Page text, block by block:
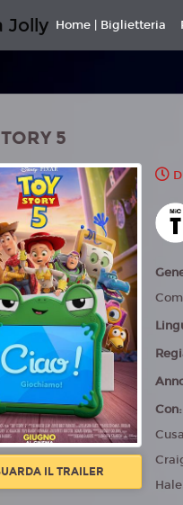
Jolly Home | Biglietteria
5
IL TRAILER